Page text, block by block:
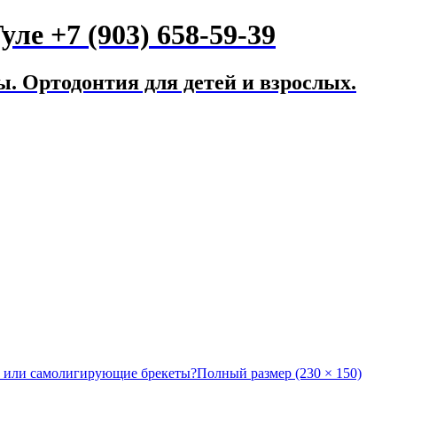
+7 (903) 658-59-39
Ортодонтия для детей и взрослых.
самолигирующие брекеты?Полный размер (230 × 150)